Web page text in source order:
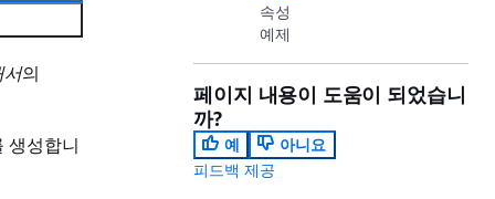
서의
생성합니
속성
예제
페이지 내용이 도움이 되었습니
까?
예
아니요
피드백 제공